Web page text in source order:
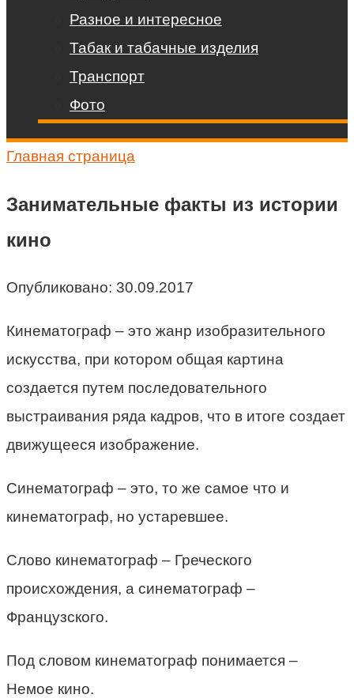
Разное и интересное
Табак и табачные изделия
Транспорт
Фото
Главная страница
Занимательные факты из истории
кино
Опубликовано: 30.09.2017
Кинематограф – это жанр изобразительного
искусства, при котором общая картина
создается путем последовательного
выстраивания ряда кадров, что в итоге создает
движущееся изображение.
Синематограф – это, то же самое что и
кинематограф, но устаревшее.
Слово кинематограф – Греческого
происхождения, а синематограф –
Французского.
Под словом кинематограф понимается –
Немое кино.